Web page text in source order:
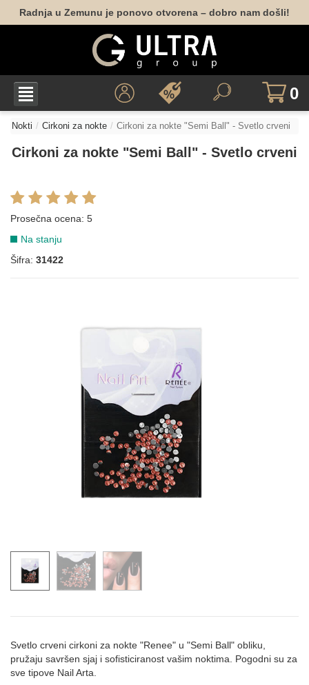
Radnja u Zemunu je ponovo otvorena – dobro nam došli!
0
Nokti Cirkoni za nokte Cirkoni za nokte "Semi Ball" - Svetlo crveni
Cirkoni za nokte "Semi Ball" - Svetlo crveni
Prosečna ocena: 5
Na stanju
Šifra: 31422
Svetlo crveni cirkoni za nokte "Renee" u "Semi Ball" obliku,
pružaju savršen sjaj i sofisticiranost vašim noktima. Pogodni su za
sve tipove Nail Arta.